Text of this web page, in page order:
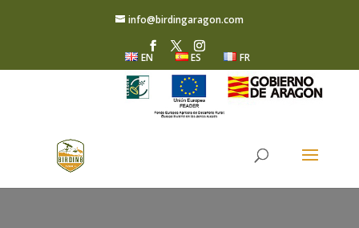
info@birdingaragon.com
EN ES FR